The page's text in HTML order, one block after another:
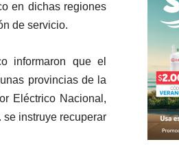
en dichas regiones
de servicio.
informaron que el
provincias de la
Eléctrico Nacional,
instruye recuperar